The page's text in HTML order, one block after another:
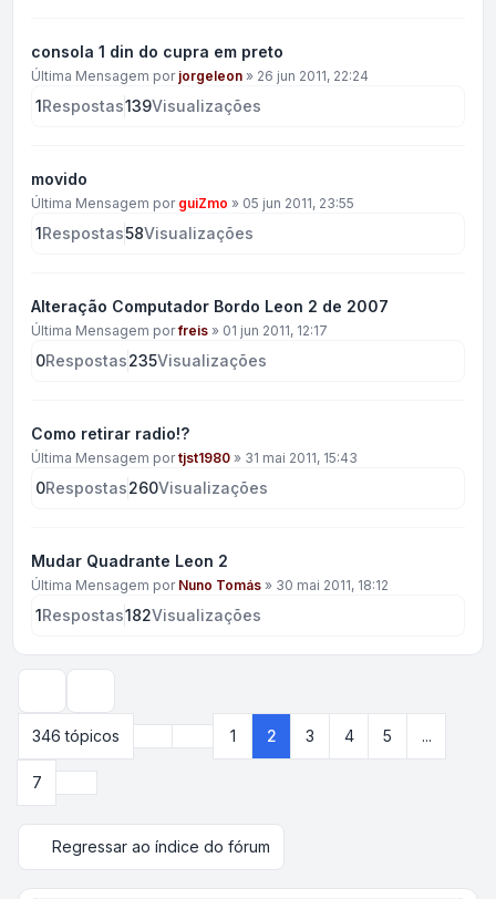
consola 1 din do cupra em preto
Última Mensagem por jorgeleon » 26 jun 2011, 22:24
1Respostas139Visualizações
movido
Última Mensagem por guiZmo » 05 jun 2011, 23:55
1Respostas58Visualizações
Alteração Computador Bordo Leon 2 de 2007
Última Mensagem porfreis » 01 jun 2011, 12:17
0Respostas235Visualizações
Como retirar radio!?
Última Mensagem portjst1980 » 31 mai 2011, 15:43
0Respostas260Visualizações
Mudar Quadrante Leon 2
Última Mensagem por Nuno Tomás » 30 mai 2011, 18:12
1Respostas182Visualizações
346 tópicos
Página2de
Anterior
1 2 3 4 5 ...
7
Regressar ao índice do fórum